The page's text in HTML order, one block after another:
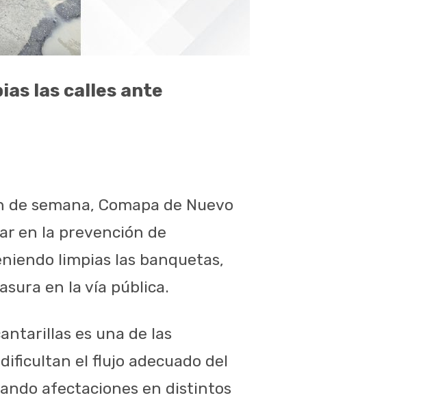
las calles ante
semana, Comapa de Nuevo
en la prevención de
limpias las banquetas,
en la vía pública.
es una de las
el flujo adecuado del
afectaciones en distintos